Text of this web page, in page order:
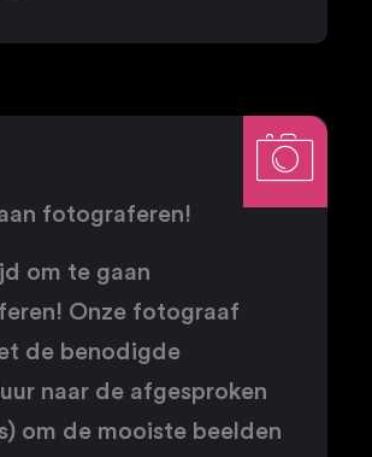
fotograferen!
om te gaan
Onze fotograaf
de benodigde
naar de afgesproken
om de mooiste beelden